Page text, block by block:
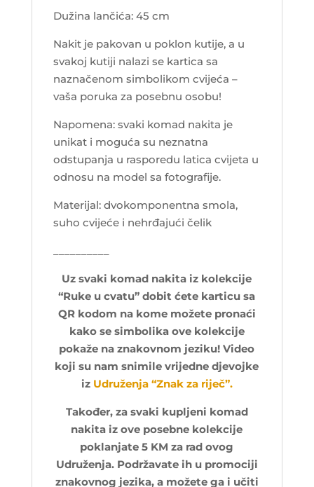
Dužina lančića: 45 cm
Nakit je pakovan u poklon kutije, a u
svakoj kutiji nalazi se kartica sa
naznačenom simbolikom cvijeća –
vaša poruka za posebnu osobu!
Napomena: svaki komad nakita je
unikat i moguća su neznatna
odstupanja u rasporedu latica cvijeta u
odnosu na model sa fotografije.
Materijal: dvokomponentna smola,
suho cvijeće i nehrđajući čelik
Uz svaki komad nakita iz kolekcije
“Ruke u cvatu” dobit ćete karticu sa
QR kodom na kome možete pronaći
kako se simbolika ove kolekcije
pokaže na znakovnom jeziku! Video
koji su nam snimile vrijedne djevojke
iz Udruženja “Znak za riječ”.
Također, za svaki kupljeni komad
nakita iz ove posebne kolekcije
poklanjate 5 KM za rad ovog
Udruženja. Podržavate ih u promociji
znakovnog jezika, a možete ga i učiti